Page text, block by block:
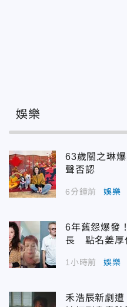
娛樂
63歲關之琳
聲否認
6分鐘前 娛樂
6年舊怨爆發
長 點名姜厚
1小時前 娛樂
禾浩辰新劇